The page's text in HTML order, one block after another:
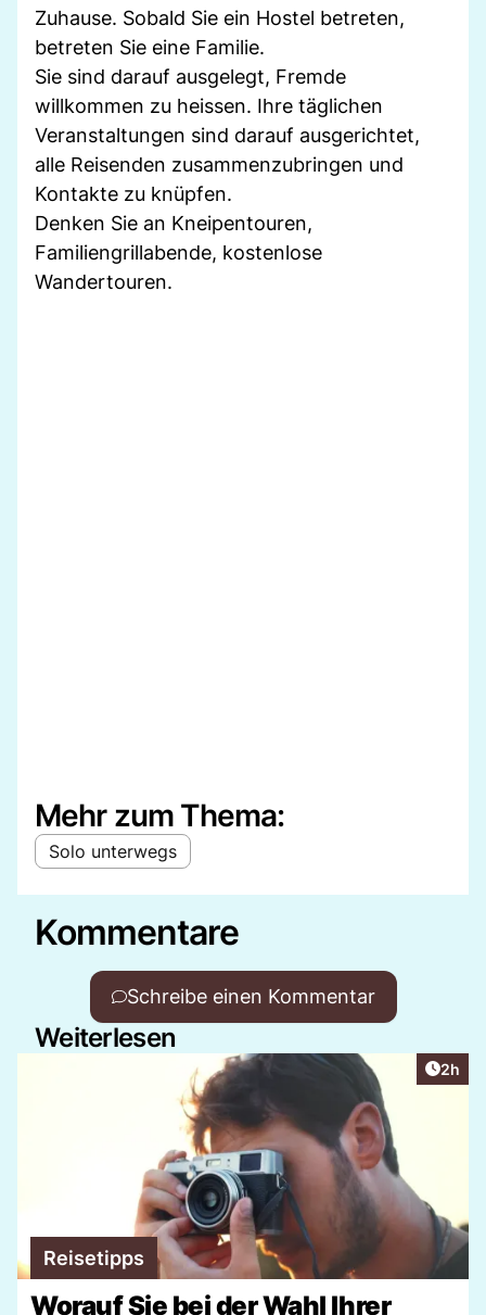
Zuhause. Sobald Sie ein Hostel betreten,
betreten Sie eine Familie.
Sie sind darauf ausgelegt, Fremde
willkommen zu heissen. Ihre täglichen
Veranstaltungen sind darauf ausgerichtet,
alle Reisenden zusammenzubringen und
Kontakte zu knüpfen.
Denken Sie an Kneipentouren,
Familiengrillabende, kostenlose
Wandertouren.
Mehr zum Thema:
Solo unterwegs
Kommentare
Schreibe einen Kommentar
Weiterlesen
2h
Reisetipps
Worauf Sie bei der Wahl Ihrer